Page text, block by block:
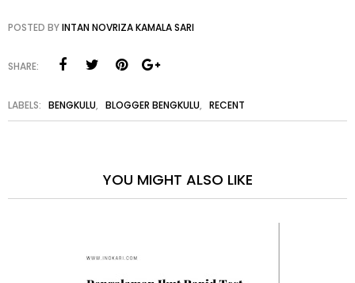
POSTED BYINTAN NOVRIZA KAMALA SARI
SHARE:
LABELS: BENGKULU, BLOGGER BENGKULU, RECENT
YOU MIGHT ALSO LIKE